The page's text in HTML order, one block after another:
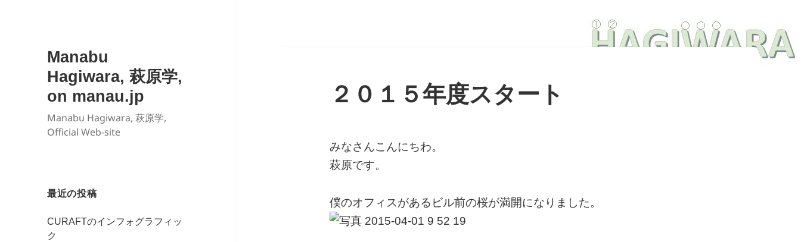
Manabu
Hagiwara, 萩原学,
on manau.jp
Manabu Hagiwara, 萩原学,
Official Web-site
最近の投稿
CURAFTのインフォグラフィッ
ク
２０１５年度スタート
みなさんこんにちわ。
萩原です。
僕のオフィスがあるビル前の桜が満開になりました。